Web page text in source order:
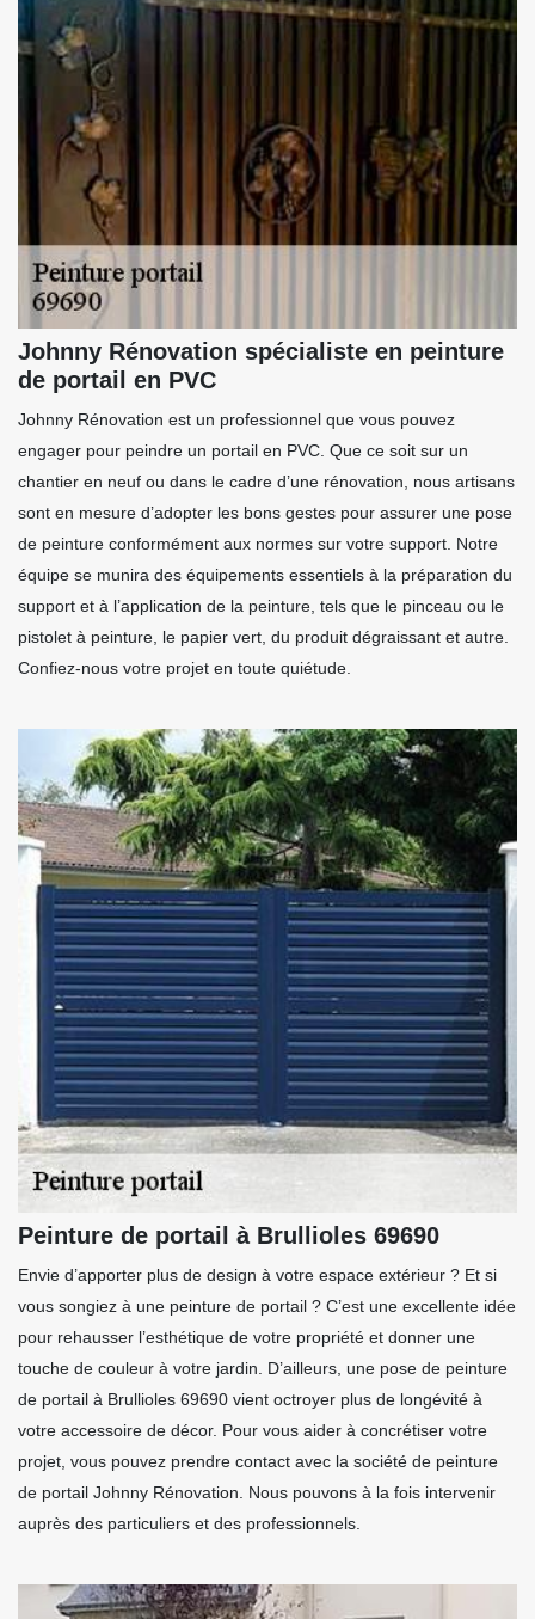
Johnny Rénovation spécialiste en peinture
de portail en PVC
Johnny Rénovation est un professionnel que vous pouvez
engager pour peindre un portail en PVC. Que ce soit sur un
chantier en neuf ou dans le cadre d’une rénovation, nous artisans
sont en mesure d’adopter les bons gestes pour assurer une pose
de peinture conformément aux normes sur votre support. Notre
équipe se munira des équipements essentiels à la préparation du
support et à l’application de la peinture, tels que le pinceau ou le
pistolet à peinture, le papier vert, du produit dégraissant et autre.
Confiez-nous votre projet en toute quiétude.
Peinture de portail à Brullioles 69690
Envie d’apporter plus de design à votre espace extérieur ? Et si
vous songiez à une peinture de portail ? C’est une excellente idée
pour rehausser l’esthétique de votre propriété et donner une
touche de couleur à votre jardin. D’ailleurs, une pose de peinture
de portail à Brullioles 69690 vient octroyer plus de longévité à
votre accessoire de décor. Pour vous aider à concrétiser votre
projet, vous pouvez prendre contact avec la société de peinture
de portail Johnny Rénovation. Nous pouvons à la fois intervenir
auprès des particuliers et des professionnels.